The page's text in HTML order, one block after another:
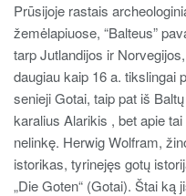
Prūsijoje rastais
žemėlapiuose, “Balteus”
tarp Jutlandijos ir
daugiau kaip 16 a. tikslingai
senieji Gotai, taip pat iš
karalius Alarikis , bet apie
nelinkę. Herwig Wolfram,
istorikas, tyrinejęs gotų
„Die Goten“ (Gotai). Štai